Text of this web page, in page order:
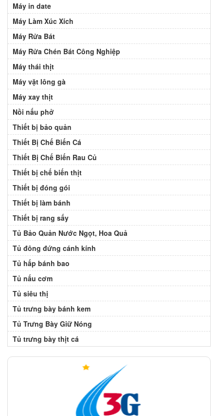
Máy in date
Máy Làm Xúc Xích
Máy Rửa Bát
Máy Rửa Chén Bát Công Nghiệp
Máy thái thịt
Máy vặt lông gà
Máy xay thịt
Nồi nấu phở
Thiết bị bảo quản
Thiết Bị Chế Biến Cá
Thiết Bị Chế Biến Rau Củ
Thiết bị chế biến thịt
Thiết bị đóng gói
Thiết bị làm bánh
Thiết bị rang sấy
Tủ Bảo Quản Nước Ngọt, Hoa Quả
Tủ đông đứng cánh kính
Tủ hấp bánh bao
Tủ nấu cơm
Tủ siêu thị
Tủ trưng bày bánh kem
Tủ Trưng Bày Giữ Nóng
Tủ trưng bày thịt cá